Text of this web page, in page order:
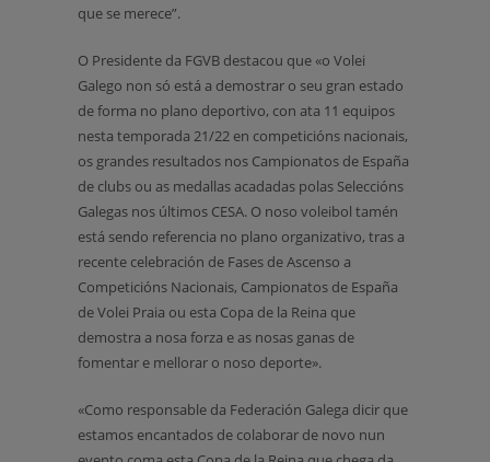
que se merece”.
O Presidente da FGVB destacou que «o Volei
Galego non só está a demostrar o seu gran estado
de forma no plano deportivo, con ata 11 equipos
nesta temporada 21/22 en competicións nacionais,
os grandes resultados nos Campionatos de España
de clubs ou as medallas acadadas polas Seleccións
Galegas nos últimos CESA. O noso voleibol tamén
está sendo referencia no plano organizativo, tras a
recente celebración de Fases de Ascenso a
Competicións Nacionais, Campionatos de España
de Volei Praia ou esta Copa de la Reina que
demostra a nosa forza e as nosas ganas de
fomentar e mellorar o noso deporte».
«Como responsable da Federación Galega dicir que
estamos encantados de colaborar de novo nun